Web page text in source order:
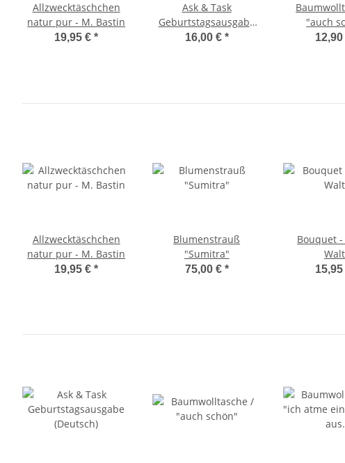
Allzwecktäschchen
natur pur - M. Bastin
19,95 €*
Ask & Task
Geburtstagsausgabe
(Deutsch)
16,00 € *
"auch
Allzwecktäschchen
natur pur - M. Bastin
19,95 €*
Blumenstrauß
"Sumitra"
75,00 € *
Bouquet